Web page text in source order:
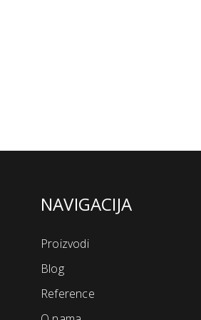
NAVIGACIJA
Proizvodi
Blog
Reference